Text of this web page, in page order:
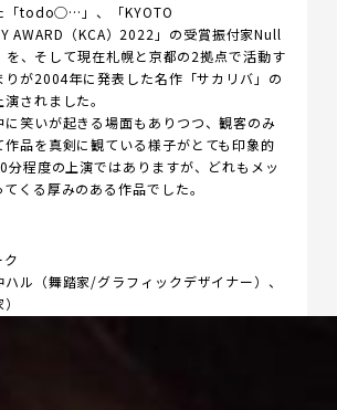
「todo◯…」、「KYOTO
AWARD（KCA）2022」の受賞振付家Null
、そして現在札幌と京都の2拠点で活動す
りが2004年に発表した名作「サカリバ」の
されました。
に笑いが起きる場面もありつつ、観客のみ
作品を真剣に観ている様子がとても印象的
分程度の上演ではありますが、どれもメッ
くる厚みのある作品でした。
ク
（舞踏家/グラフィックデザイナー）、